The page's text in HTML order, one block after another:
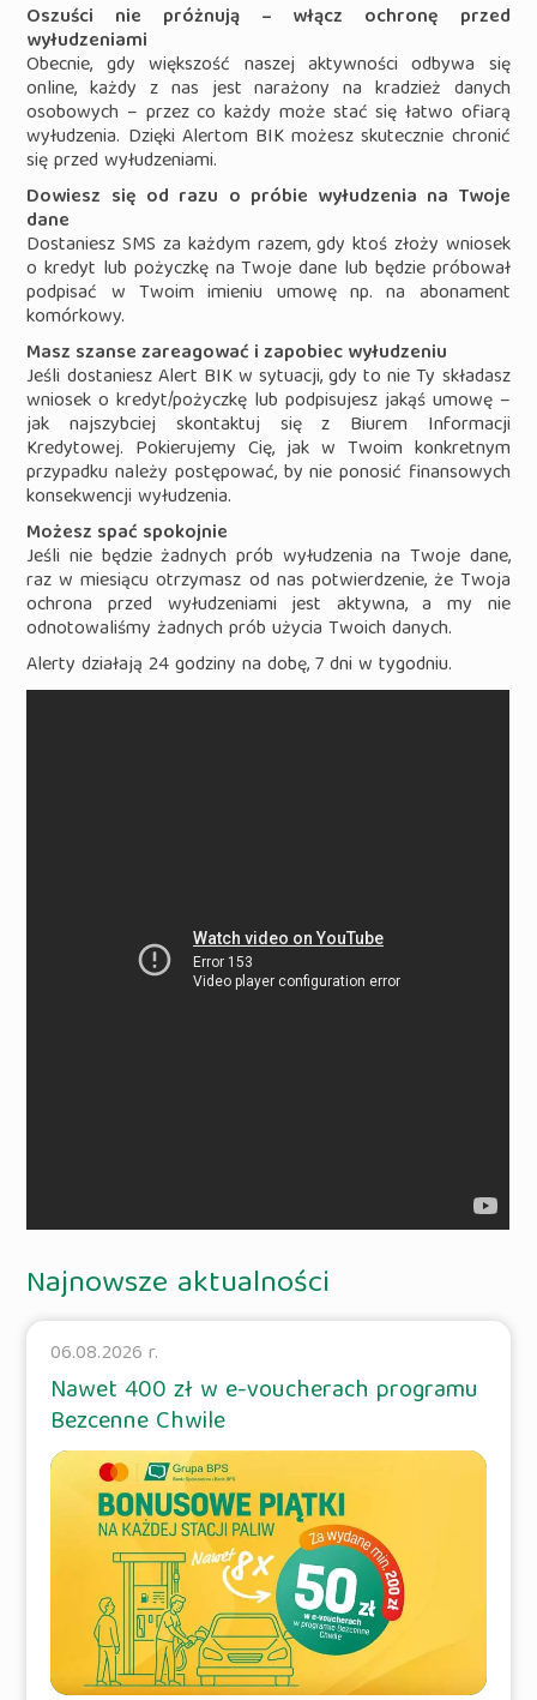
Oszuści nie próżnują – włącz ochronę przed
wyłudzeniami
Obecnie, gdy większość naszej aktywności odbywa się
online, każdy z nas jest narażony na kradzież danych
osobowych – przez co każdy może stać się łatwo ofiarą
wyłudzenia. Dzięki Alertom BIK możesz skutecznie chronić
się przed wyłudzeniami.
Dowiesz się od razu o próbie wyłudzenia na Twoje
dane
Dostaniesz SMS za każdym razem, gdy ktoś złoży wniosek
o kredyt lub pożyczkę na Twoje dane lub będzie próbował
podpisać w Twoim imieniu umowę np. na abonament
komórkowy.
Masz szanse zareagować i zapobiec wyłudzeniu
Jeśli dostaniesz Alert BIK w sytuacji, gdy to nie Ty składasz
wniosek o kredyt/pożyczkę lub podpisujesz jakąś umowę –
jak najszybciej skontaktuj się z Biurem Informacji
Kredytowej. Pokierujemy Cię, jak w Twoim konkretnym
przypadku należy postępować, by nie ponosić finansowych
konsekwencji wyłudzenia.
Możesz spać spokojnie
Jeśli nie będzie żadnych prób wyłudzenia na Twoje dane,
raz w miesiącu otrzymasz od nas potwierdzenie, że Twoja
ochrona przed wyłudzeniami jest aktywna, a my nie
odnotowaliśmy żadnych prób użycia Twoich danych.
Alerty działają 24 godziny na dobę, 7 dni w tygodniu.
Najnowsze aktualności
06.08.2026 r.
Nawet 400 zł w e-voucherach programu
Bezcenne Chwile